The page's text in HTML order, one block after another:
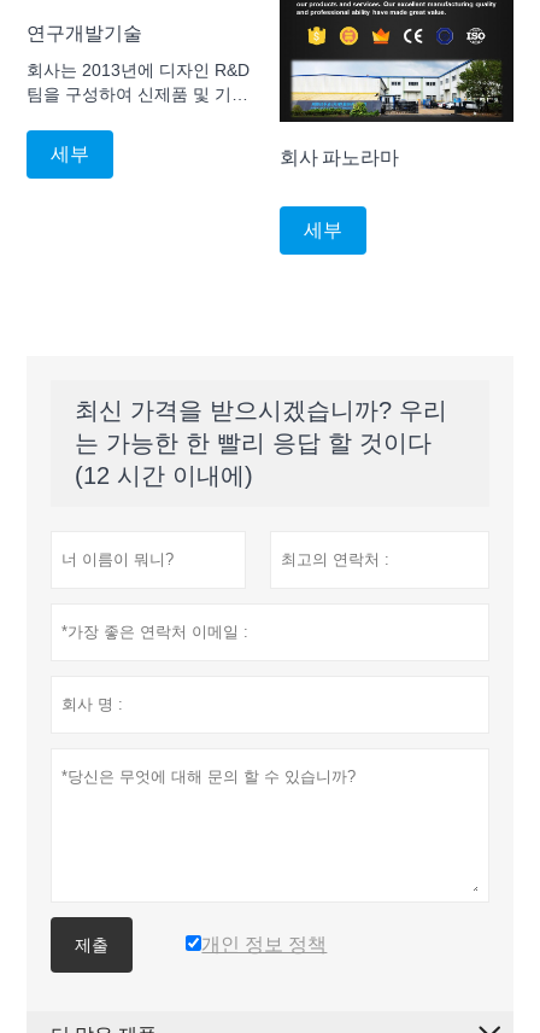
연구개발기술
회사는 2013년에 디자인 R&D
팀을 구성하여 신제품 및 기술
객에게 다양한 요구를 충족시
키기 위해 보다 전문적인 산업
세부 회사 파노라마
세부
최신 가격을 받으시겠습니까? 우리
는 가능한 한 빨리 응답 할 것이다
(12 시간 이내에)
제출 개인 정보 정책